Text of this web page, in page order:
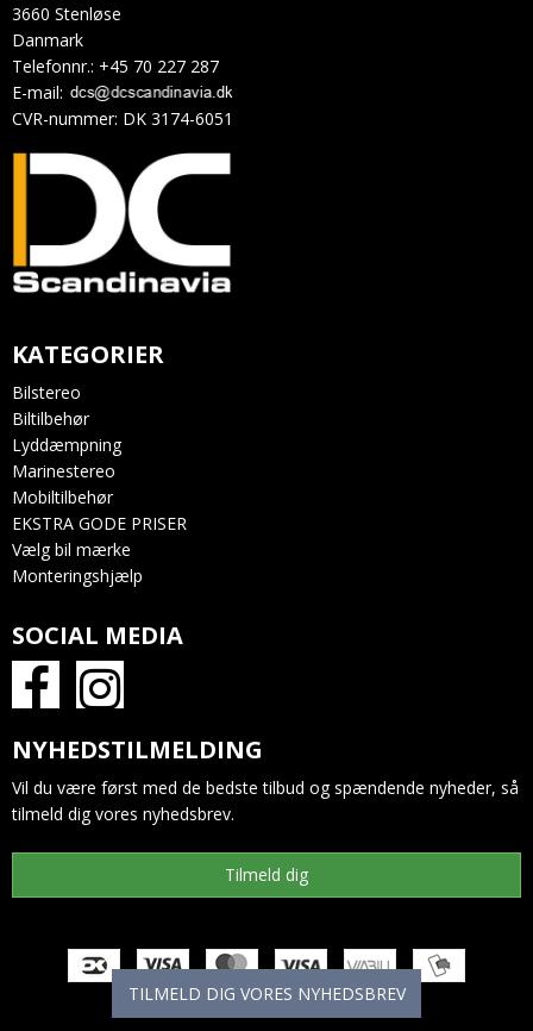
3660 Stenløse
Danmark
Telefonnr.: +45 70 227 287
E-mail:
CVR-nummer: DK 3174-6051
KATEGORIER
Bilstereo
Biltilbehør
Lyddæmpning
Marinestereo
Mobiltilbehør
EKSTRA GODE PRISER
Vælg bil mærke
Monteringshjælp
SOCIAL MEDIA
NYHEDSTILMELDING
Vil du være først med de bedste tilbud og spændende nyheder, så
tilmeld dig vores nyhedsbrev.
Tilmeld dig
TILMELD DIG VORES NYHEDSBREV